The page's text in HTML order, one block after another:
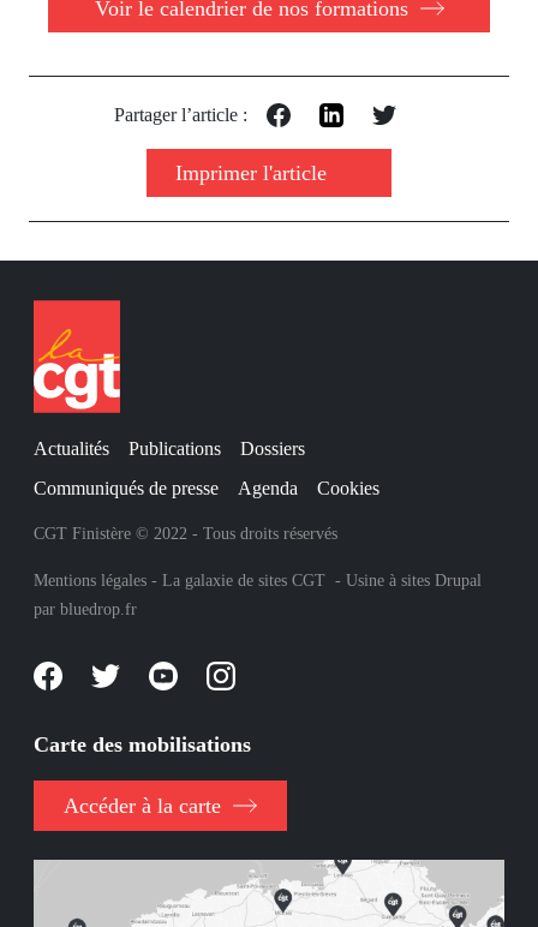
Voir le calendrier de nos formations
Partager l’article :
Imprimer l'article
Actualités Publications
Dossiers
Communiqués de presse
Agenda Cookies
CGT Finistère © 2022 - Tous droits réservés
Mentions légales - La galaxie de sites CGT - Usine à sites Drupal
par bluedrop.fr
Carte des mobilisations
Accéder à la carte